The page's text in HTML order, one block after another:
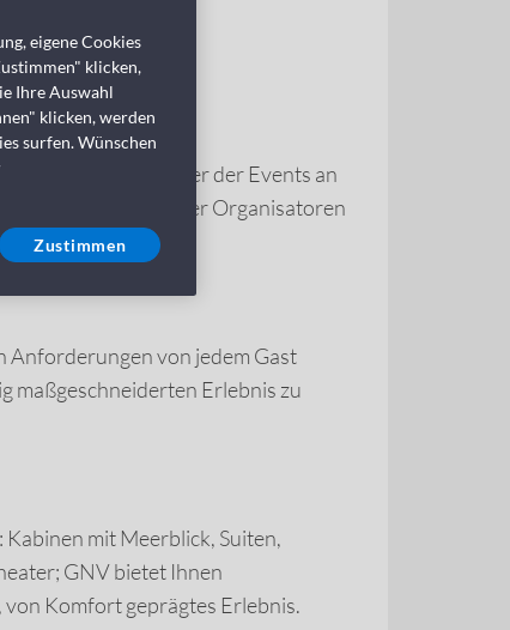
Daten und Dauer der Events an
Anforderungen der Organisatoren
Anforderungen von jedem Gast
maßgeschneiderten Erlebnis zu
mit Meerblick, Suiten,
GNV bietet Ihnen
Komfort geprägtes Erlebnis.
eigene Cookies
klicken,
Ihre Auswahl
klicken, werden
surfen. Wünschen
Zustimmen